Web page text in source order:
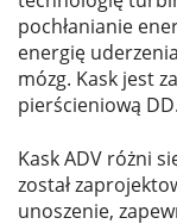
pochłanianie
energię
mózg. Kask jest
pierścieniową DD.
Kask ADV różni
został
unoszenie,